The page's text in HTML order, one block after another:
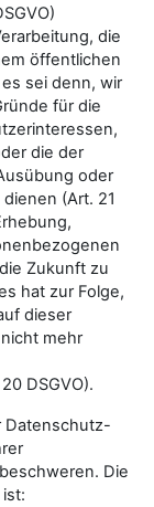
die
öffentlichen
sei denn, wir
für die
die der
oder
(Art. 21
Zukunft zu
hat zur Folge,
dieser
mehr
DSGVO).
Datenschutz-
Die